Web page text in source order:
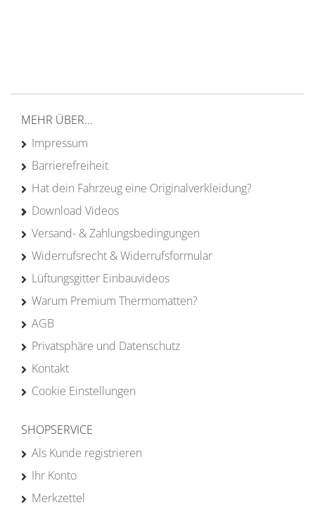
MEHR ÜBER...
Impressum
Barrierefreiheit
Hat dein Fahrzeug eine Originalverkleidung?
Download Videos
Versand- & Zahlungsbedingungen
Widerrufsrecht & Widerrufsformular
Lüftungsgitter Einbauvideos
Warum Premium Thermomatten?
AGB
Privatsphäre und Datenschutz
Kontakt
Cookie Einstellungen
SHOPSERVICE
Als Kunde registrieren
Ihr Konto
Merkzettel